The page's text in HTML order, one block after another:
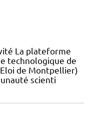
La plateforme
technologique de
Eloi de Montpellier)
scienti